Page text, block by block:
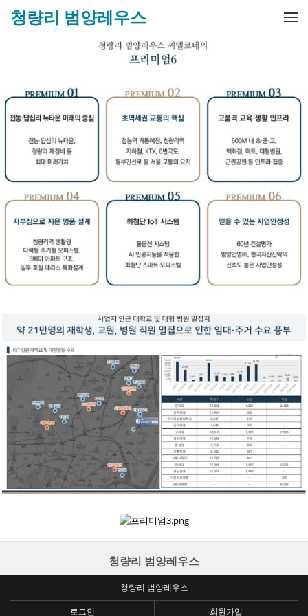
메뉴 건너뛰기
청량리 범양레우스
청량리 범양레우스
청량리 범양레우스
로그인 회원가입